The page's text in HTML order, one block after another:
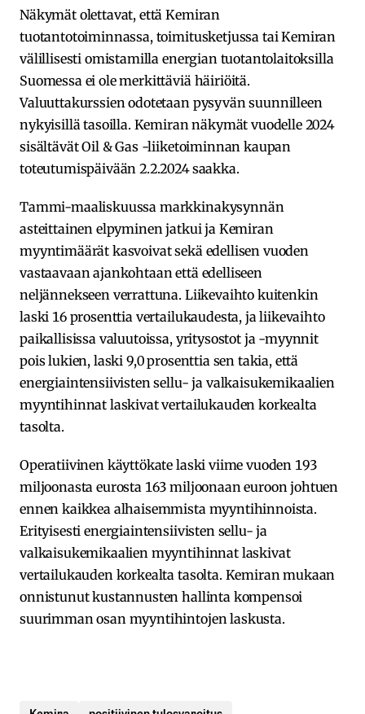
Näkymät olettavat, että Kemiran
tuotantotoiminnassa, toimitusketjussa tai Kemiran
välillisesti omistamilla energian tuotantolaitoksilla
Suomessa ei ole merkittäviä häiriöitä.
Valuuttakurssien odotetaan pysyvän suunnilleen
nykyisillä tasoilla. Kemiran näkymät vuodelle 2024
sisältävät Oil & Gas -liiketoiminnan kaupan
toteutumispäivään 2.2.2024 saakka.
Tammi-maaliskuussa markkinakysynnän
asteittainen elpyminen jatkui ja Kemiran
myyntimäärät kasvoivat sekä edellisen vuoden
vastaavaan ajankohtaan että edelliseen
neljännekseen verrattuna. Liikevaihto kuitenkin
laski 16 prosenttia vertailukaudesta, ja liikevaihto
paikallisissa valuutoissa, yritysostot ja -myynnit
pois lukien, laski 9,0 prosenttia sen takia, että
energiaintensiivisten sellu- ja valkaisukemikaalien
myyntihinnat laskivat vertailukauden korkealta
tasolta.
Operatiivinen käyttökate laski viime vuoden 193
miljoonasta eurosta 163 miljoonaan euroon johtuen
ennen kaikkea alhaisemmista myyntihinnoista.
Erityisesti energiaintensiivisten sellu- ja
valkaisukemikaalien myyntihinnat laskivat
vertailukauden korkealta tasolta. Kemiran mukaan
onnistunut kustannusten hallinta kompensoi
suurimman osan myyntihintojen laskusta.